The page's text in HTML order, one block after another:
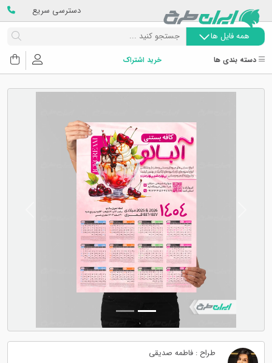
دسترسی سریع
همه فایل ها
دسته بندی ها خرید اشتراک
طراح : فاطمه صدیقی